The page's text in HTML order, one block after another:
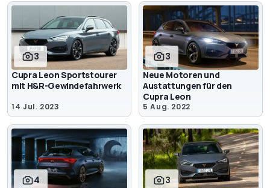
3
Cupra Leon Sportstourer
mit H&R-Gewindefahrwerk
14 Jul. 2023
3
Neue Motoren und
Austattungen für den
Cupra Leon
5 Aug. 2022
4 3